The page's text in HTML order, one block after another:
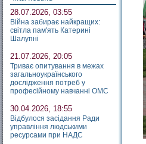
28.07.2026, 03:55
Війна забирає найкращих:
світла пам'ять Катерині
Шалупні
21.07.2026, 20:05
Триває опитування в межах
загальноукраїнського
дослідження потреб у
професійному навчанні ОМС
30.04.2026, 18:55
Відбулося засідання Ради
управління людськими
ресурсами при НАДС